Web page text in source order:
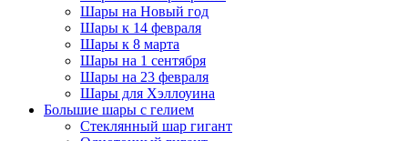
Шары на Новый год
Шары к 14 февраля
Шары к 8 марта
Шары на 1 сентября
Шары на 23 февраля
Шары для Хэллоуина
Большие шары с гелием
Стеклянный шар гигант